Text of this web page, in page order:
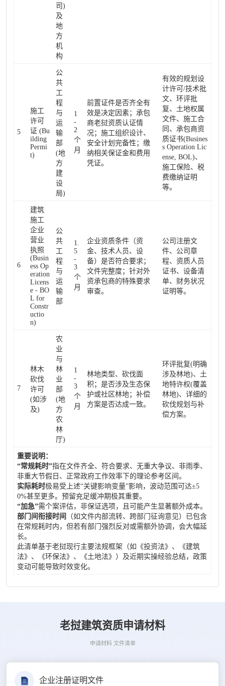
司)
及
地
方
机
构
5
施工
许可
证 (Bu
ilding
Permi
t)
公
共
工
程
与
运
输
部
(地
方
建
设
局)
1
-
2
个
月
前置证件是否齐全有
效是决定因素；承包
商老挝资质认证情
况；施工组织设计、
安全计划完备性；缴
纳相关保证金和费用
凭证。
有效的规划设
计许可/技术批
文、环评批
复、土地权属
文件、施工合
同、承包商资
质证书(Busines
s Operation Lic
ense, BOL)、
施工保险、税
费缴纳证明
等。
6
建筑
施工
企业
营业
执照
(Busin
ess Op
eration
Licens
e - BO
L for
Constr
uctio
n)
公
共
工
程
与
运
输
部
1.
5
-
3
个
月
企业资质条件（资
金、技术人员、设
备）是否符合要求；
文件完整度；针对外
资承包商的特殊要求
审查。
公司注册文
件、公司章
程、资质人员
证书、设备清
单、财务状况
证明等。
7
林木
砍伐
许可
(如涉
及)
农
业
与
林
业
部
(地
方
农
林
厅)
1
-
3
个
月
林地类型、砍伐面
积；是否涉及生态保
护或社区林地；补偿
方案是否达成一致。
环评批复(明确
涉及林地)、土
地特许权(覆盖
林地)、详细的
砍伐规划与补
偿方案。
重要说明：
“常规耗时”指在文件齐全、符合要求、无重大争议、非雨季、
非重大节假日、正常政府工作效率下的理论参考区间。
实际耗时极易受上述“关键影响变量”影响，波动范围可达±5
0%甚至更多。预留充足缓冲期极其重要。
“加急”需个案评估，非保证选项，且可能产生显著额外成本。
部门间衔接时间
（如文件内部流转、跨部门征询意见）已包含
在常规耗时内，但若有部门强烈反对或需额外协调，会大幅延
长。
此清单基于老挝现行主要法规框架（如《投资法》、《建筑
法》、《环保法》、《土地法》）及近期实操经验总结，政策
变动可能导致时效变化。
老挝建筑资质申请材料
申请材料 文件清单
企业注册证明文件